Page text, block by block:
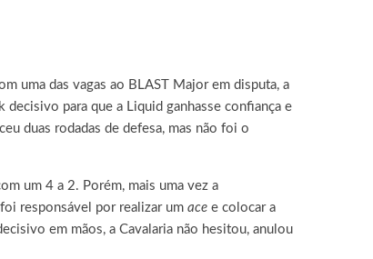
uma das vagas ao BLAST Major em disputa, a
decisivo para que a Liquid ganhasse confiança e
duas rodadas de defesa, mas não foi o
um 4 a 2. Porém, mais uma vez a
responsável por realizar um ace e colocar a
em mãos, a Cavalaria não hesitou, anulou